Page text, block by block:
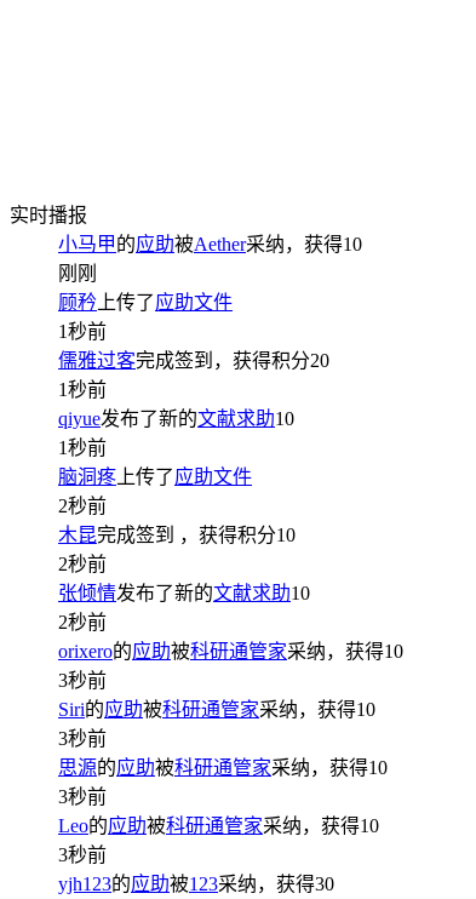
实时播报
小马甲的应助被Aether采纳，获得10
刚刚
顾矜 上传了应助文件
1秒前
儒雅过客完成签到，获得积分20
1秒前
qiyue发布了新的文献求助10
1秒前
脑洞疼 上传了应助文件
2秒前
木昆完成签到 ，获得积分10
2秒前
张倾情发布了新的文献求助10
2秒前
orixero的应助被科研通管家采纳，获得10
3秒前
Siri的应助被科研通管家采纳，获得10
3秒前
思源的应助被科研通管家采纳，获得10
3秒前
Leo的应助被科研通管家采纳，获得10
3秒前
yjh123的应助被123采纳，获得30